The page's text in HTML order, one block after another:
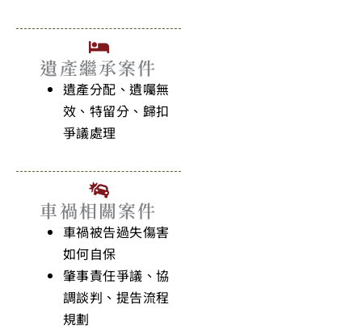
遺產繼承案件
遺產分配、遺囑無
效、特留分、歸扣
爭議處理
車禍相關案件
車禍被告過失傷害
如何自保
肇事責任爭議、協
調談判、提告流程
規劃